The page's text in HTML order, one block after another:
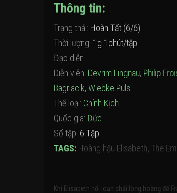
Thông tin:
Trạng thái: Hoàn Tất (6/6)
Thời lượng: 1g 1phút/tập
Đạo diễn
Diễn viên: Devrim Lingnau, Philip
Bagriacik, Wiebke Puls
Thể loại: Chính Kịch
Quốc gia: Đức
Số tập: 6 Tập
TAGS: Hoàng hậu Elisabeth, The
Khi Elisabeth nổi loạn phải lòng hoàng đế